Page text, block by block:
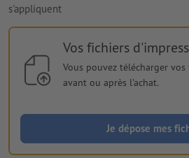
s'appliquent
Vos fichiers
Vous pouvez télécharger
avant ou après l'achat.
Je dépose mes